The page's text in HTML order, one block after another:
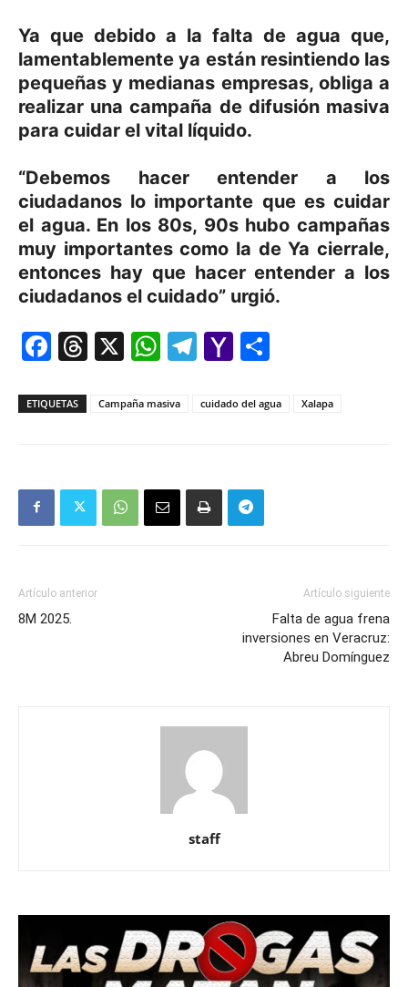
Ya que debido a la falta de agua que,
lamentablemente ya están resintiendo las
pequeñas y medianas empresas, obliga a
realizar una campaña de difusión masiva
para cuidar el vital líquido.
“Debemos hacer entender a los
ciudadanos lo importante que es cuidar
el agua. En los 80s, 90s hubo campañas
muy importantes como la de Ya cierrale,
entonces hay que hacer entender a los
ciudadanos el cuidado” urgió.
Facebook
Threads
X WhatsApp
Telegram
Yahoo
ETIQUETAS Campaña masiva cuidado del agua Xalapa
Artículo anterior
8M 2025.
Artículo siguiente
Falta de agua frena
inversiones en Veracruz:
Abreu Domínguez
staff